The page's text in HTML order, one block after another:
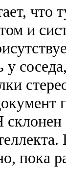
что
и
у
пока